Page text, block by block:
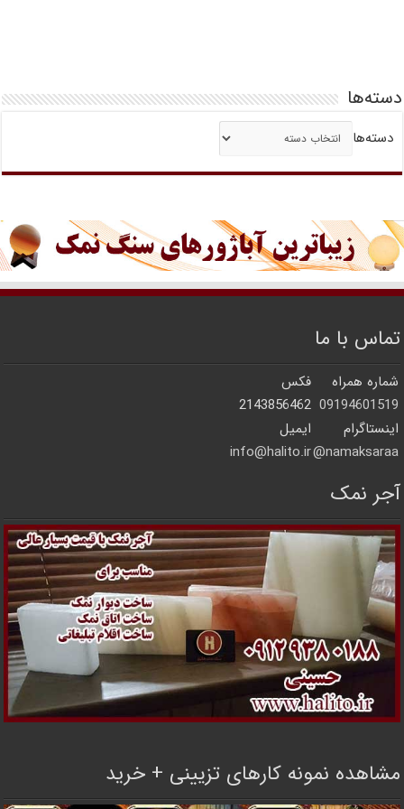
دسته‌ها
دسته‌ها
تماس با ما
شماره همراه
فکس
09194601519
2143856462
اینستاگرام
ایمیل
namaksaraa@
info@halito.ir
آجر نمک
مشاهده نمونه کارهای تزیینی + خرید